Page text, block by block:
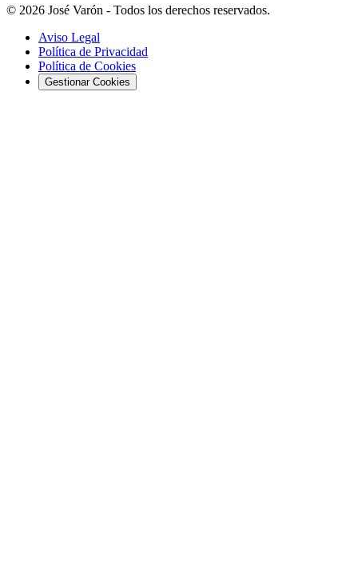
© 2026 José Varón - Todos los derechos reservados.
Aviso Legal
Política de Privacidad
Política de Cookies
Gestionar Cookies